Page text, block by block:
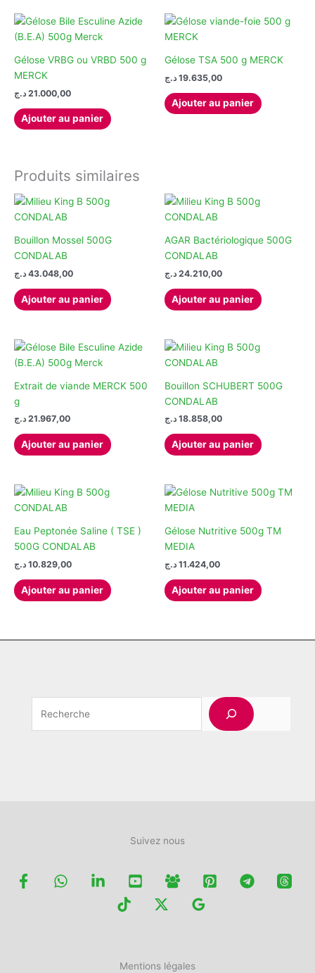
Gélose VRBG ou VRBD 500 g
MERCK
21.000,00 د.ج
Ajouter au panier
Gélose TSA 500 g MERCK
19.635,00 د.ج
Ajouter au panier
Produits similaires
Bouillon Mossel 500G
CONDALAB
43.048,00 د.ج
Ajouter au panier
AGAR Bactériologique 500G
CONDALAB
24.210,00 د.ج
Ajouter au panier
Extrait de viande MERCK 500
g
21.967,00 د.ج
Ajouter au panier
Bouillon SCHUBERT 500G
CONDALAB
18.858,00 د.ج
Ajouter au panier
Eau Peptonée Saline ( TSE )
500G CONDALAB
10.829,00 د.ج
Ajouter au panier
Gélose Nutritive 500g TM
MEDIA
11.424,00 د.ج
Ajouter au panier
Rechercher
Suivez nous
Mentions légales